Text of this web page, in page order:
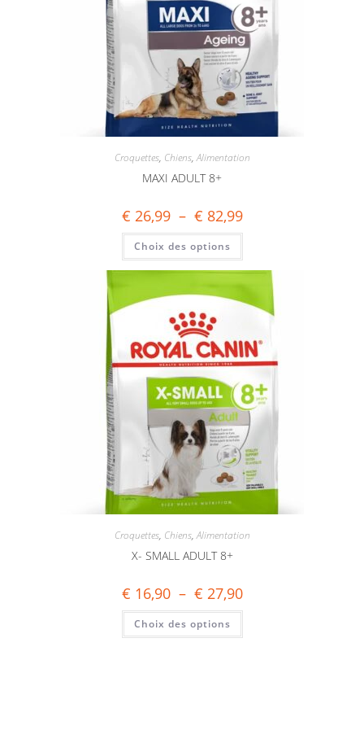
Croquettes, Chiens,Alimentation
MAXI ADULT 8+
€ 26,99 – € 82,99
Choix des options
Croquettes, Chiens,Alimentation
X- SMALL ADULT 8+
€ 16,90 – € 27,90
Choix des options